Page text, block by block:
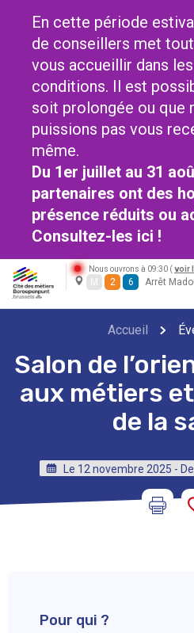
En cette période
de conseillers met
vous accueillir dans
conditions. Il est
soit prolongée ou que
puissions pas vous
même.
Du 1er juillet au 31
partenaires ont des
présence réduits ou
Consultez-les ici !
Nous ouvrons à 09:30 ( voir
M 2 6 Arrêt
Accueil
Salon de
aux métiers
de la
Le 12 novembre 2025 -
Pour qui ?